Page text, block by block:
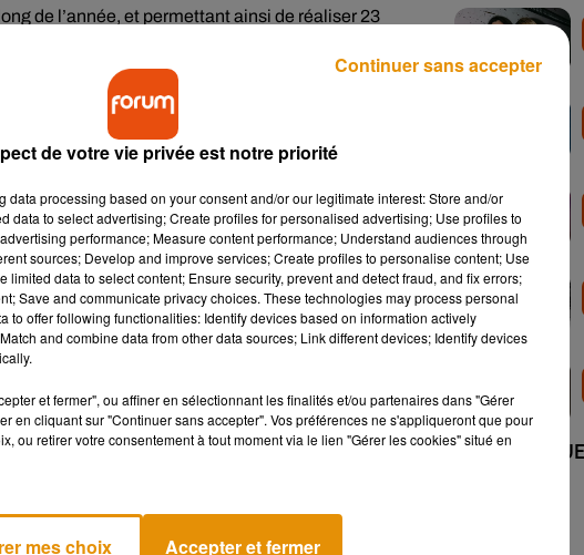
de l’année, et permettant ainsi de réaliser 23
120 tonnes ont été collectées l’an dernier.
Cochard, président de l’antenne tourangelle,
peut-on donner ? La Banque alimentaire collecte
cuisinés, de l’huile, du café. Les dons de
:
entreprises et établissements
+ DE MUSIQUE
de votre vie privée est notre priorité
data processing based on your consent and/or our legitimate interest: Store and/or
data to select advertising; Create profiles for personalised advertising; Use profiles to
performance; Measure content performance; Understand audiences through
sources; Develop and improve services; Create profiles to personalise content; Use
limited data to select content; Ensure security, prevent and detect fraud, and fix errors;
Save and communicate privacy choices. These technologies may process personal
to offer following functionalities: Identify devices based on information actively
and combine data from other data sources; Link different devices; Identify devices
et fermer", ou affiner en sélectionnant les finalités et/ou partenaires dans "Gérer
en cliquant sur "Continuer sans accepter". Vos préférences ne s'appliqueront que pour
ou retirer votre consentement à tout moment via le lien "Gérer les cookies" situé en
mes choix Accepter et fermer
Continuer sans accepter